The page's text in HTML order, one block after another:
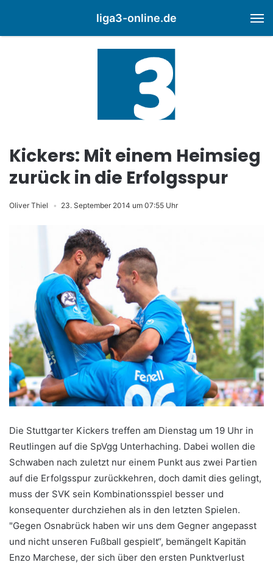
liga3-online.de
Kickers: Mit einem Heimsieg
zurück in die Erfolgsspur
Oliver Thiel 23. September 2014 um 07:55 Uhr
Die Stuttgarter Kickers treffen am Dienstag um 19 Uhr in
Reutlingen auf die SpVgg Unterhaching. Dabei wollen die
Schwaben nach zuletzt nur einem Punkt aus zwei Partien
auf die Erfolgsspur zurückkehren, doch damit dies gelingt,
muss der SVK sein Kombinationsspiel besser und
konsequenter durchziehen als in den letzten Spielen.
"Gegen Osnabrück haben wir uns dem Gegner angepasst
und nicht unseren Fußball gespielt“, bemängelt Kapitän
Enzo Marchese, der sich über den ersten Punktverlust